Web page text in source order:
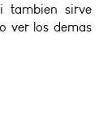
tambien sirve
ver los demas